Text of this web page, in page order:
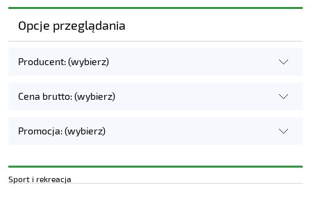
Opcje przeglądania
Producent: (wybierz)
Cena brutto: (wybierz)
Promocja: (wybierz)
Sport i rekreacja